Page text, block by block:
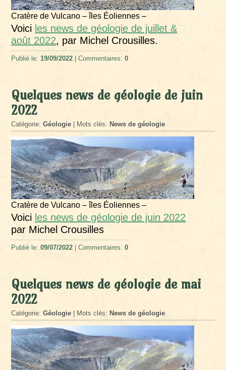
Cratère de Vulcano – îles Éoliennes –
Voici les news de géologie de juillet &
août 2022, par Michel Crousilles.
Publié le: 19/09/2022 | Commentaires:0
Quelques news de géologie de juin
2022
Catégorie:Géologie | Mots clés: News de géologie
Cratère de Vulcano – îles Éoliennes –
Voici les news de géologie de juin 2022
par Michel Crousilles
Publié le:09/07/2022 | Commentaires:0
Quelques news de géologie de mai
2022
Catégorie:Géologie | Mots clés: News de géologie